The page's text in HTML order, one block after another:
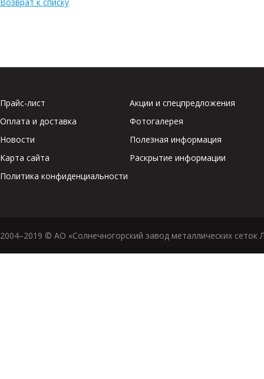
Прайс-лист
Оплата и доставка
Новости
Карта сайта
Политика конфиденциальности
Акции и спецпредложения
Фотогалерея
Полезная информация
Раскрытие информации
2004–2019 © АО «Солнечногорский завод металлических сеток